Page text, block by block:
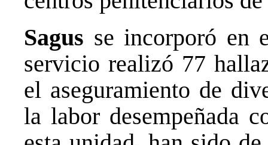
Sagus se incorporó en
servicio realizó 77
el aseguramiento de
la labor desempeñada